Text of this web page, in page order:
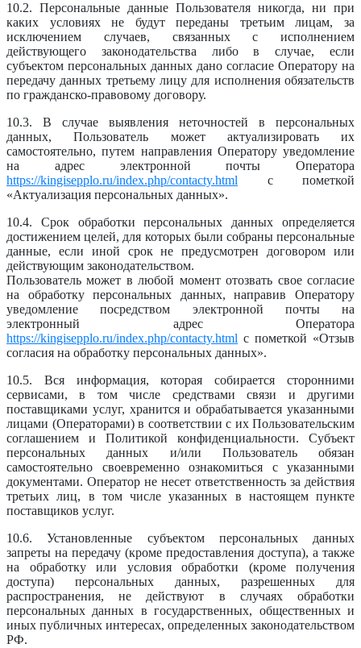
10.2. Персональные данные Пользователя никогда, ни при
каких условиях не будут переданы третьим лицам, за
исключением случаев, связанных с исполнением
действующего законодательства либо в случае, если
субъектом персональных данных дано согласие Оператору на
передачу данных третьему лицу для исполнения обязательств
по гражданско-правовому договору.
10.3. В случае выявления неточностей в персональных
данных, Пользователь может актуализировать их
самостоятельно, путем направления Оператору уведомление
на адрес электронной почты Оператора
https://kingisepplo.ru/index.php/contacty.html с пометкой
«Актуализация персональных данных».
10.4. Срок обработки персональных данных определяется
достижением целей, для которых были собраны персональные
данные, если иной срок не предусмотрен договором или
действующим законодательством.
Пользователь может в любой момент отозвать свое согласие
на обработку персональных данных, направив Оператору
уведомление посредством электронной почты на
электронный адрес Оператора
https://kingisepplo.ru/index.php/contacty.html с пометкой «Отзыв
согласия на обработку персональных данных».
10.5. Вся информация, которая собирается сторонними
сервисами, в том числе средствами связи и другими
поставщиками услуг, хранится и обрабатывается указанными
лицами (Операторами) в соответствии с их Пользовательским
соглашением и Политикой конфиденциальности. Субъект
персональных данных и/или Пользователь обязан
самостоятельно своевременно ознакомиться с указанными
документами. Оператор не несет ответственность за действия
третьих лиц, в том числе указанных в настоящем пункте
поставщиков услуг.
10.6. Установленные субъектом персональных данных
запреты на передачу (кроме предоставления доступа), а также
на обработку или условия обработки (кроме получения
доступа) персональных данных, разрешенных для
распространения, не действуют в случаях обработки
персональных данных в государственных, общественных и
иных публичных интересах, определенных законодательством
РФ.